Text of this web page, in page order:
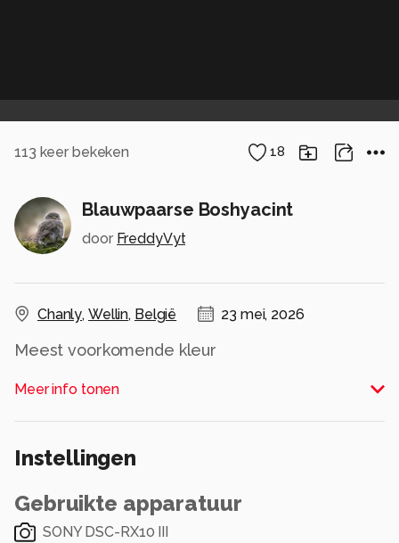
113 keer bekeken 18
Blauwpaarse Boshyacint
door FreddyVyt
Chanly, Wellin, België 23 mei, 2026
Meest voorkomende kleur
Alle rechten voorbehouden
Meer info tonen
Instellingen
Gebruikte apparatuur
SONY DSC-RX10 III